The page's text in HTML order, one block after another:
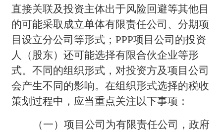
直接关联及投资主体出于风险回避等其他目
的可能采取成立单体有限责任公司、分期项
目设立分公司等形式；PPP项目公司的投资
人（股东）还可能选择有限合伙企业等形
式。不同的组织形式，对投资方及项目公司
会产生不同的影响。在组织形式选择的税收
策划过程中，应当重点关注以下事项：
（一）项目公司为有限责任公司，政府